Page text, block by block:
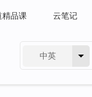
精品课 云笔记
中英